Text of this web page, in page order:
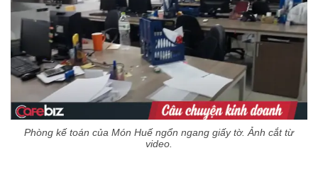
Phòng kế toán của Món Huế ngổn ngang giấy tờ. Ảnh cắt từ
video.